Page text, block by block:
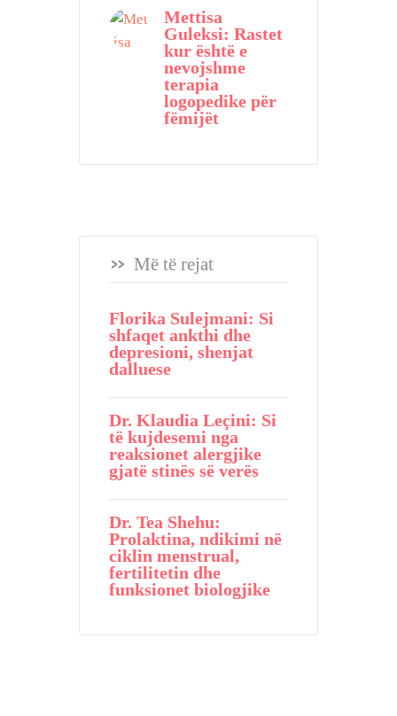
Mettisa
Guleksi: Rastet
kur është e
nevojshme
terapia
logopedike për
fëmijët
Më të rejat
Florika Sulejmani: Si
shfaqet ankthi dhe
depresioni, shenjat
dalluese
Dr. Klaudia Leçini: Si
të kujdesemi nga
reaksionet alergjike
gjatë stinës së verës
Dr. Tea Shehu:
Prolaktina, ndikimi në
ciklin menstrual,
fertilitetin dhe
funksionet biologjike